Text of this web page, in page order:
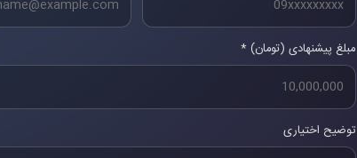
مبلغ پیشنهادی (تومان) *
توضیح اختیاری